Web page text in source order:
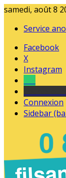
samedi, août 8
Service
Facebook
X
Instagram
Connexion
Sidebar